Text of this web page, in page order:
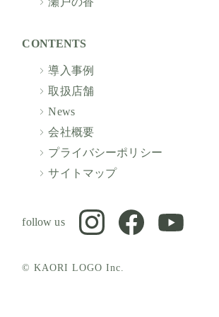
CONTENTS
導入事例
取扱店舗
News
会社概要
プライバシーポリシー
サイトマップ
follow us
© KAORI LOGO Inc.